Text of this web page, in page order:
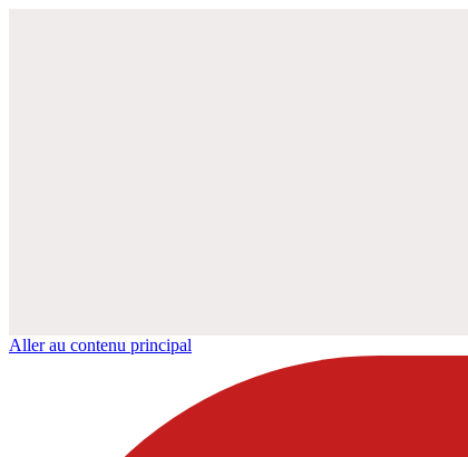
Aller au contenu principal